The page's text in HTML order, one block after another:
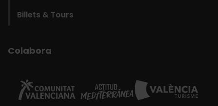
Billets & Tours
Colabora